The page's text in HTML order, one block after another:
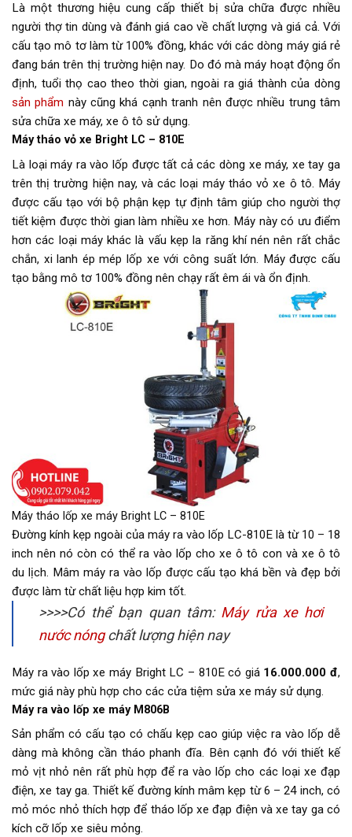
Là một thương hiệu cung cấp thiết bị sửa chữa được nhiều
người thợ tin dùng và đánh giá cao về chất lượng và giá cả. Với
cấu tạo mô tơ làm từ 100% đồng, khác với các dòng máy giá rẻ
đang bán trên thị trường hiện nay. Do đó mà máy hoạt động ổn
định, tuổi thọ cao theo thời gian, ngoài ra giá thành của dòng
sản phẩm này cũng khá cạnh tranh nên được nhiều trung tâm
sửa chữa xe máy, xe ô tô sử dụng.
Máy tháo vỏ xe Bright LC – 810E
Là loại máy ra vào lốp được tất cả các dòng xe máy, xe tay ga
trên thị trường hiện nay, và các loại máy tháo vỏ xe ô tô. Máy
được cấu tạo với bộ phận kẹp tự định tâm giúp cho người thợ
tiết kiệm được thời gian làm nhiều xe hơn. Máy này có ưu điểm
hơn các loại máy khác là vấu kẹp la răng khí nén nên rất chắc
chắn, xi lanh ép mép lốp xe với công suất lớn. Máy được cấu
tạo bằng mô tơ 100% đồng nên chạy rất êm ái và ổn định.
Máy tháo lốp xe máy Bright LC – 810E
Đường kính kẹp ngoài của máy ra vào lốp LC-810E là từ 10 – 18
inch nên nó còn có thể ra vào lốp cho xe ô tô con và xe ô tô
du lịch. Mâm máy ra vào lốp được cấu tạo khá bền và đẹp bởi
được làm từ chất liệu hợp kim tốt.
>>>>Có thể bạn quan tâm: Máy rửa xe hơi
nước nóngchất lượng hiện nay
Máy ra vào lốp xe máy Bright LC – 810E có giá 16.000.000 đ,
mức giá này phù hợp cho các cửa tiệm sửa xe máy sử dụng.
Máy ra vào lốp xe máy M806B
Sản phẩm có cấu tạo có chấu kẹp cao giúp việc ra vào lốp dễ
dàng mà không cần tháo phanh đĩa. Bên cạnh đó với thiết kế
mỏ vịt nhỏ nên rất phù hợp để ra vào lốp cho các loại xe đạp
điện, xe tay ga. Thiết kế đường kính mâm kẹp từ 6 – 24 inch, có
mỏ móc nhỏ thích hợp để tháo lốp xe đạp điện và xe tay ga có
kích cỡ lốp xe siêu mỏng.